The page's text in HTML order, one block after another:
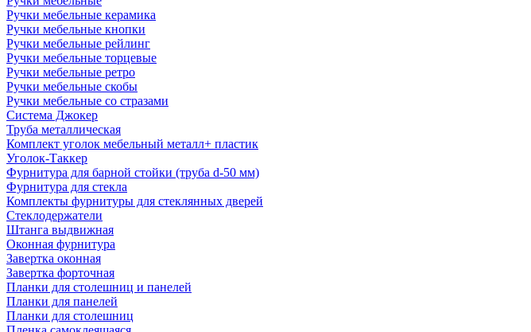
Ручки мебельные керамика
Ручки мебельные кнопки
Ручки мебельные рейлинг
Ручки мебельные торцевые
Ручки мебельные ретро
Ручки мебельные скобы
Ручки мебельные со стразами
Система Джокер
Труба металлическая
Комплект уголок мебельный металл+ пластик
Уголок-Таккер
Фурнитура для барной стойки (труба d-50 мм)
Фурнитура для стекла
Комплекты фурнитуры для стеклянных дверей
Стеклодержатели
Штанга выдвижная
Оконная фурнитура
Завертка оконная
Завертка форточная
Планки для столешниц и панелей
Планки для панелей
Планки для столешниц